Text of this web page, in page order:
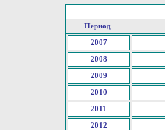
Период
2007
2008
2009
2010
2011
2012